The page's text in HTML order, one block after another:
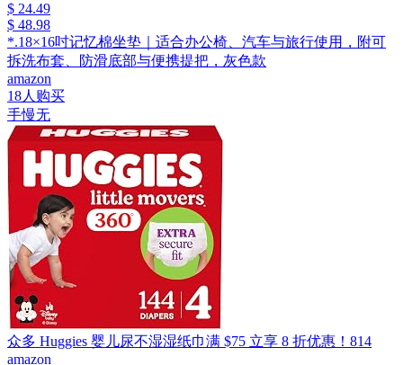
$ 24.49
$ 48.98
*.18×16吋记忆棉坐垫｜适合办公椅、汽车与旅行使用，附可
拆洗布套、防滑底部与便携提把，灰色款
amazon
18人购买
手慢无
众多 Huggies 婴儿尿不湿湿纸巾满 $75 立享 8 折优惠！814
amazon